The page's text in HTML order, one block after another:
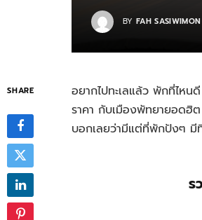
BY FAH SASIWIMON
SHARE อยากไปทะเลแล้ว พักที่ไห
ราคา กับเมืองพัทยายอดฮิ
บอกเลยว่ามีแต่ที่พักปังๆ มี
ร